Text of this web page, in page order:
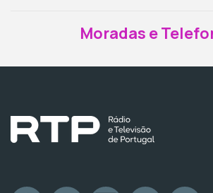
Moradas e